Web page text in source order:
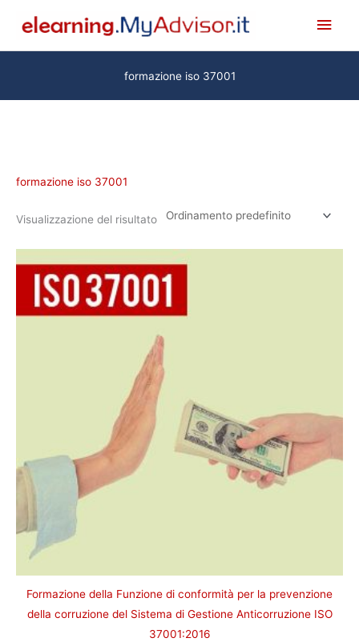
contenuto
formazione iso 37001
formazione iso 37001
Visualizzazione del risultato
Formazione della Funzione di conformità per la prevenzione
della corruzione del Sistema di Gestione Anticorruzione ISO
37001:2016